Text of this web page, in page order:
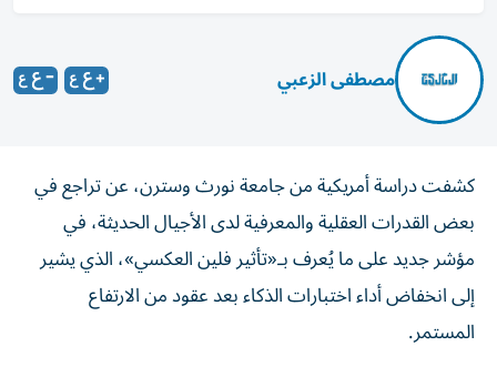
مصطفى الزعبي
كشفت دراسة أمريكية من جامعة نورث وسترن، عن تراجع في
بعض القدرات العقلية والمعرفية لدى الأجيال الحديثة، في
مؤشر جديد على ما يُعرف بـ«تأثير فلين العكسي»، الذي يشير
إلى انخفاض أداء اختبارات الذكاء بعد عقود من الارتفاع
المستمر.